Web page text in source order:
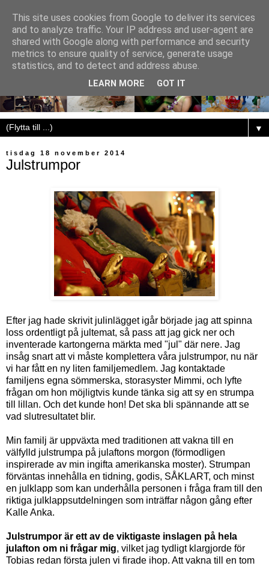
▼
tisdag 18 november 2014
Julstrumpor
Efter jag hade skrivit julinlägget igår började jag att spinna
loss ordentligt på jultemat, så pass att jag gick ner och
inventerade kartongerna märkta med "jul" där nere. Jag
insåg snart att vi måste komplettera våra julstrumpor, nu när
vi har fått en ny liten familjemedlem. Jag kontaktade
familjens egna sömmerska, storasyster Mimmi, och lyfte
frågan om hon möjligtvis kunde tänka sig att sy en strumpa
till lillan. Och det kunde hon! Det ska bli spännande att se
vad slutresultatet blir.
Min familj är uppväxta med traditionen att vakna till en
välfylld julstrumpa på julaftons morgon (förmodligen
inspirerade av min ingifta amerikanska moster). Strumpan
förväntas innehålla en tidning, godis, SÅKLART, och minst
en julklapp som kan underhålla personen i fråga fram till den
riktiga julklappsutdelningen som inträffar någon gång efter
Kalle Anka.
Julstrumpor är ett av de viktigaste inslagen på hela
julafton om ni frågar mig, vilket jag tydligt klargjorde för
Tobias redan första julen vi firade ihop. Att vakna till en tom
This site uses cookies from Google to deliver its services
and to analyze traffic. Your IP address and user-agent are
shared with Google along with performance and security
metrics to ensure quality of service, generate usage
statistics, and to detect and address abuse.
LEARN MORE GOT IT